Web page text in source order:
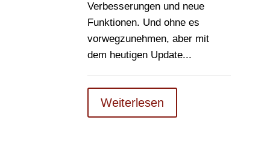
Verbesserungen und neue
Funktionen. Und ohne es
vorwegzunehmen, aber mit
dem heutigen Update...
Weiterlesen